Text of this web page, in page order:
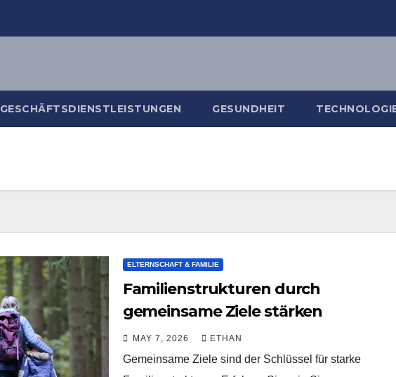
GESCHÄFTSDIENSTLEISTUNGEN GESUNDHEIT
ELTERNSCHAFT & FAMILIE
Familienstrukturen durch
gemeinsame Ziele stärken
MAY 7, 2026 ETHAN
Gemeinsame Ziele sind der Schlüssel für starke